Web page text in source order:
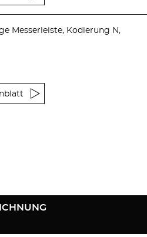
Messerleiste, Kodierung N,